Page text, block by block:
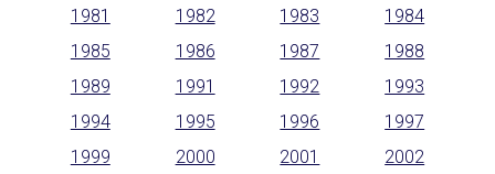
1981
1982 1983
1984
1985
1986 1987
1988
1989
1991 1992
1993
1994
1995 1996
1997
1999
2000 2001 2002